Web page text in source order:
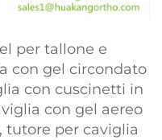
per tallone e
con gel circondato
con cuscinetti in
con gel aereo
tutore per caviglia